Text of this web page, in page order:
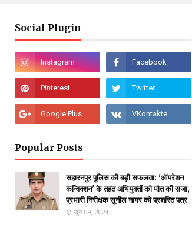
Social Plugin
Popular Posts
सहारनपुर पुलिस की बड़ी सफलता: 'ऑपरेशन
कन्विक्शन' के तहत अभियुक्तों को मौत की सजा,
प्रभारी निरीक्षक सुनील नागर को प्रशस्ति पत्र
जून 09, 2024